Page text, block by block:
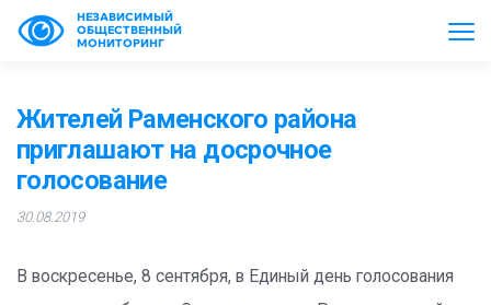
НЕЗАВИСИМЫЙ
ОБЩЕСТВЕННЫЙ
МОНИТОРИНГ
Жителей Раменского района
приглашают на досрочное
голосование
30.08.2019
В воскресенье, 8 сентября, в Единый день голосования